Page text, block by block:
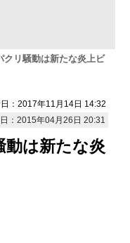
クリ騒動は新たな炎上ビ
：2017年11月14日 14:32
：2015年04月26日 20:31
動は新たな炎